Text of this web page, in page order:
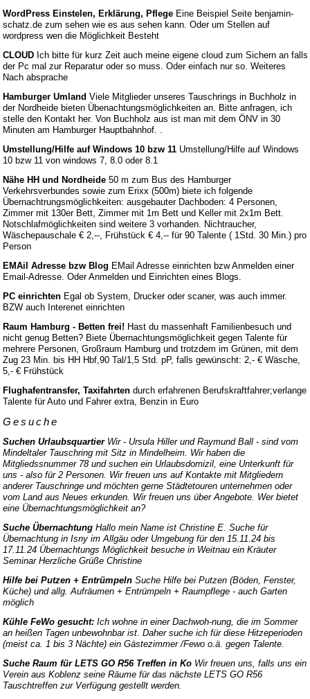
WordPress Einstelen, Erklärung, Pflege Eine Beispiel Seite benjamin-
schatz.de zum sehen wie es aus sehen kann. Oder um Stellen auf
wordpress wen die Möglichkeit Besteht
CLOUD Ich bitte für kurz Zeit auch meine eigene cloud zum Sichern an falls
der Pc mal zur Reparatur oder so muss. Oder einfach nur so. Weiteres
Nach absprache
Hamburger Umland Viele Mitglieder unseres Tauschrings in Buchholz in
der Nordheide bieten Übenachtungsmöglichkeiten an. Bitte anfragen, ich
stelle den Kontakt her. Von Buchholz aus ist man mit dem ÖNV in 30
Minuten am Hamburger Hauptbahnhof. .
Umstellung/Hilfe auf Windows 10 bzw 11 Umstellung/Hilfe auf Windows
10 bzw 11 von windows 7, 8.0 oder 8.1
Nähe HH und Nordheide 50 m zum Bus des Hamburger
Verkehrsverbundes sowie zum Erixx (500m) biete ich folgende
Übernachtrungsmöglichkeiten: ausgebauter Dachboden: 4 Personen,
Zimmer mit 130er Bett, Zimmer mit 1m Bett und Keller mit 2x1m Bett.
Notschlafmöglichkeiten sind weitere 3 vorhanden. Nichtraucher,
Wäschepauschale € 2,--, Frühstück € 4,-- für 90 Talente ( 1Std. 30 Min.) pro
Person
EMAil Adresse bzw Blog EMail Adresse einrichten bzw Anmelden einer
Email-Adresse. Oder Anmelden und Einrichten eines Blogs.
PC einrichten Egal ob System, Drucker oder scaner, was auch immer.
BZW auch Interenet einrichten
Raum Hamburg - Betten frei! Hast du massenhaft Familienbesuch und
nicht genug Betten? Biete Übernachtungsmöglichkeit gegen Talente für
mehrere Personen, Großraum Hamburg und trotzdem im Grünen, mit dem
Zug 23 Min. bis HH Hbf,90 Tal/1,5 Std. pP, falls gewünscht: 2,- € Wäsche,
5,- € Frühstück
Flughafentransfer, Taxifahrten durch erfahrenen Berufskraftfahrer;verlange
Talente für Auto und Fahrer extra, Benzin in Euro
Gesuche
Suchen UrlaubsquartierWir - Ursula Hiller und Raymund Ball - sind vom
Mindeltaler Tauschring mit Sitz in Mindelheim. Wir haben die
Mitgliedssnummer 78 und suchen ein Urlaubsdomizil, eine Unterkunft für
uns - also für 2 Personen. Wir freuen uns auf Kontakte mit Mitgliedern
anderer Tauschringe und möchten gerne Städtetouren unternehmen oder
vom Land aus Neues erkunden. Wir freuen uns über Angebote. Wer bietet
eine Übernachtungsmöglichkeit an?
Suche Übernachtung Hallo mein Name ist Christine E. Suche für
Übernachtung in Isny im Allgäu oder Umgebung für den 15.11.24 bis
17.11.24 Übernachtungs Möglichkeit besuche in Weitnau ein Kräuter
Seminar Herzliche Grüße Christine
Hilfe bei Putzen + Entrümpeln Suche Hilfe bei Putzen (Böden, Fenster,
Küche) und allg. Aufräumen + Entrümpeln + Raumpflege - auch Garten
möglich
Kühle FeWo gesucht: Ich wohne in einer Dachwoh-nung, die im Sommer
an heißen Tagen unbewohnbar ist. Daher suche ich für diese Hitzeperioden
(meist ca. 1 bis 3 Nächte) ein Gästezimmer /Fewo o.ä. gegen Talente.
Suche Raum für LETS GO R56 Treffen in Ko Wir freuen uns, falls uns ein
Verein aus Koblenz seine Räume für das nächste LETS GO R56
Tauschtreffen zur Verfügung gestellt werden.